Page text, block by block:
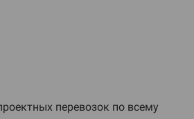
перевозок по всему